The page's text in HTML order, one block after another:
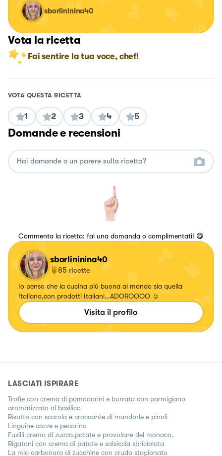
sborlininina40
Vota la ricetta
Fai sentire la tua voce, chef!
VOTA QUESTA RICETTA
1 2 3 4 5
Domande e recensioni
Commenta la ricetta: fai una domanda o complimentati! 😋
sborlininina40
85 ricette
Io penso che la cucina più buona al mondo sia quella
Italiana,con prodotti Italiani…ADOROOOO ☺️
Visita il profilo
LASCIATI ISPIRARE
Trofie con crema di pomodorini e burrata con parmigiano
aromatizzato al basilico
Risotto con scarola e croccante di mandorle e pinoli
Linguine cozze e pecorino
Fusilli crema di zucca,patate e provolone del monaco.
Rigatoni con crema di patate e salsiccia sbriciolata
La mia carbonara di zucchine con crudo stagionato